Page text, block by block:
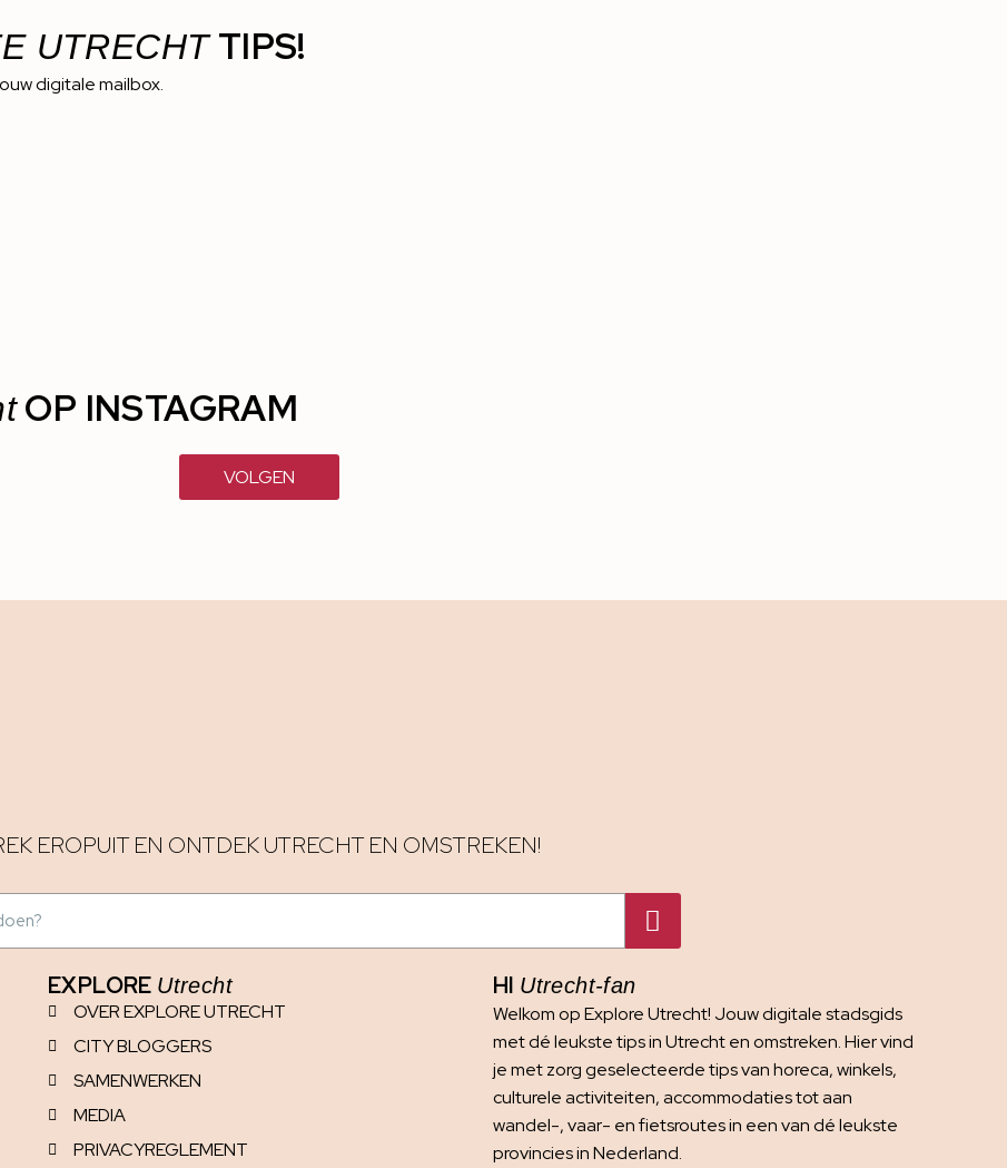
UTRECHTTIPS!
digitale mailbox.
OP INSTAGRAM
VOLGEN
EROPUIT EN ONTDEK UTRECHT EN OMSTREKEN!
EXPLORE Utrecht
OVER EXPLORE UTRECHT
CITY BLOGGERS
SAMENWERKEN
MEDIA
PRIVACYREGLEMENT
HI Utrecht-fan
Welkom op Explore Utrecht! Jouw digitale stadsgids
met dé leukste tips in Utrecht en omstreken. Hier vind
je met zorg geselecteerde tips van horeca, winkels,
culturele activiteiten, accommodaties tot aan
wandel-, vaar- en fietsroutes in een van dé leukste
provincies in Nederland.